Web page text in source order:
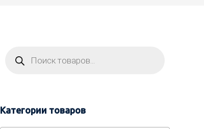
Категории товаров